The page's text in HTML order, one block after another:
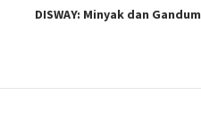
DISWAY: Minyak dan Gandum